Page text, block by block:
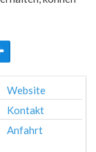
Website
Kontakt
Anfahrt